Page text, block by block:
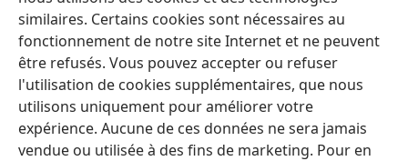
similaires. Certains cookies sont nécessaires au
fonctionnement de notre site Internet et ne peuvent
être refusés. Vous pouvez accepter ou refuser
l'utilisation de cookies supplémentaires, que nous
utilisons uniquement pour améliorer votre
expérience. Aucune de ces données ne sera jamais
vendue ou utilisée à des fins de marketing. Pour en
nouvelle
fenêtre)
Bibliothèque en ligne
(ouvre
une
nouvelle
fenêtre)
JW Hub®
(ouvre
une
nouvelle
fenêtre)
JW Library
Watchtower Library